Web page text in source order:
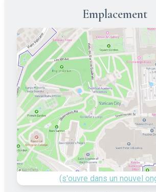
Emplacement
(s'ouvre dans un nouvel